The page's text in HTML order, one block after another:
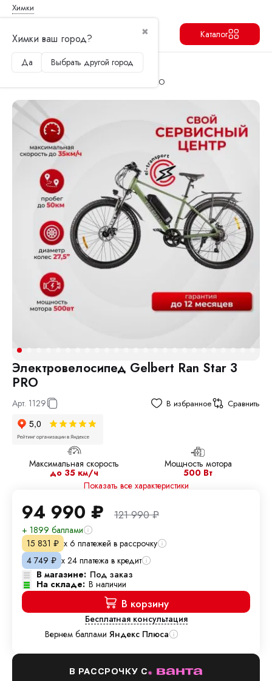
Химки
✖
Химки ваш город?
Да Выбрать другой город
Каталог
Главная
Электровелосипеды
Электровелосипед Gelbert Ran Star 3 PRO
Электровелосипед Gelbert Ran Star 3
PRO
Арт. 1129 В избранное Сравнить
Максимальная скорость
до 35 км/ч
Мощность мотора
500 Вт
Показать все характеристики
94 990 ₽ 121 990₽
+ 1899 баллами
15 831 ₽ х 6 платежей в рассрочку
4 749 ₽ х 24 платежа в кредит
В магазине: Под заказ
На складе: В наличии
В корзину
Бесплатная консультация
Вернем баллами Яндекс Плюса
В РАССРОЧКУ С
Продолжить